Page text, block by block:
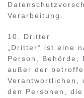
Verarbeitung.
10. Dritter
„Dritter“ ist eine
Person, Behörde,
außer der
Verantwortlichen,
den Personen,